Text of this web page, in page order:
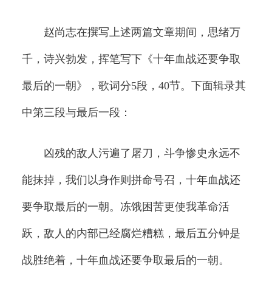
赵尚志在撰写上述两篇文章期间，思绪万
千，诗兴勃发，挥笔写下《十年血战还要争取
最后的一朝》，歌词分5段，40节。下面辑录其
中第三段与最后一段：
凶残的敌人污遍了屠刀，斗争惨史永远不
能抹掉，我们以身作则拼命号召，十年血战还
要争取最后的一朝。冻饿困苦更使我革命活
跃，敌人的内部已经腐烂糟糕，最后五分钟是
战胜绝着，十年血战还要争取最后的一朝。